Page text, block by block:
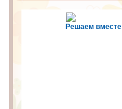
Решаем вместе